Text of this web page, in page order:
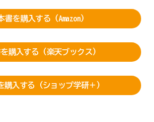
書を購入する（Amazon）
購入する（楽天ブックス）
購入する（ショップ学研＋）